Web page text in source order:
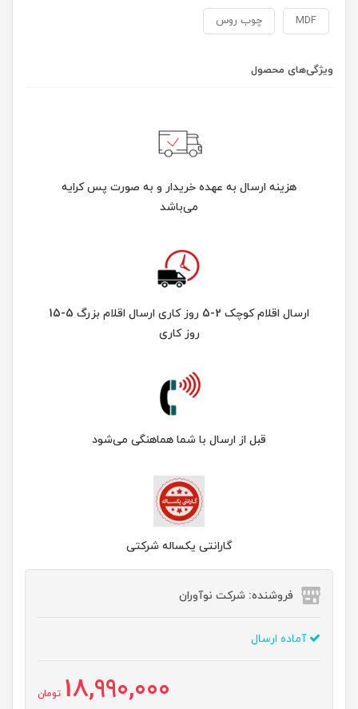
MDF چوب روس
ویژگی‌های محصول
هزینه ارسال به عهده خریدار و به صورت پس کرایه
می‌باشد
ارسال اقلام کوچک 2-5 روز کاری ارسال اقلام بزرگ 5-15
روز کاری
قبل از ارسال با شما هماهنگی می‌شود
گارانتی یکساله شرکتی
فروشنده: شرکت نوآوران
آماده ارسال
18,990,000 تومان